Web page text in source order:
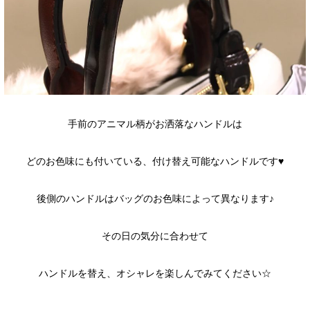
手前のアニマル柄がお洒落なハンドルは
どのお色味にも付いている、付け替え可能なハンドルです♥
後側のハンドルはバッグのお色味によって異なります♪
その日の気分に合わせて
ハンドルを替え、オシャレを楽しんでみてください☆